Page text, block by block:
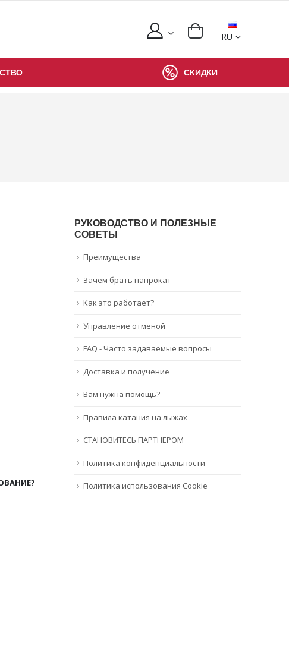
RU
СКИДКИ
РУКОВОДСТВО И ПОЛЕЗНЫЕ
СОВЕТЫ
Преимущества
Зачем брать напрокат
Как это работает?
Управление отменой
FAQ - Часто задаваемые вопросы
Доставка и получение
Вам нужна помощь?
Правила катания на лыжах
СТАНОВИТЕСЬ ПАРТНЕРОМ
Политика конфиденциальности
Политика использования Cookie